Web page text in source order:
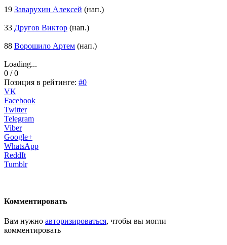
19 Заварухин Алексей (нап.)
33 Другов Виктор (нап.)
88 Ворошило Артем (нап.)
Loading...
0 / 0
Позиция в рейтинге: #0
VK
Facebook
Twitter
Telegram
Viber
Google+
WhatsApp
ReddIt
Tumblr
Комментировать
Вам нужно авторизироваться, чтобы вы могли
комментировать